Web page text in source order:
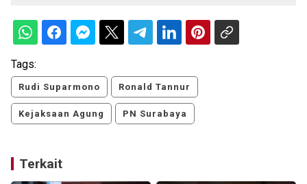
Tags:
Rudi Suparmono Ronald Tannur
Kejaksaan Agung PN Surabaya
Terkait